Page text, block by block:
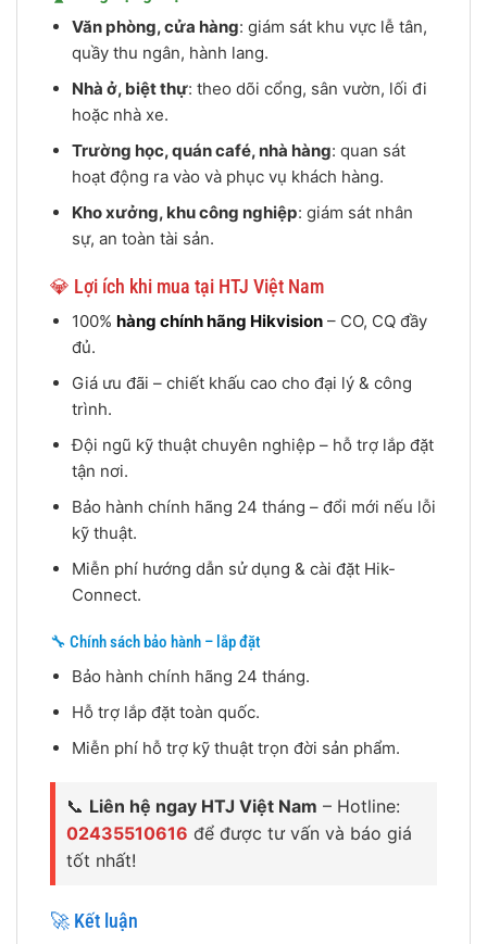
Văn phòng, cửa hàng: giám sát khu vực lễ tân,
quầy thu ngân, hành lang.
Nhà ở, biệt thự: theo dõi cổng, sân vườn, lối đi
hoặc nhà xe.
Trường học, quán café, nhà hàng: quan sát
hoạt động ra vào và phục vụ khách hàng.
Kho xưởng, khu công nghiệp: giám sát nhân
sự, an toàn tài sản.
💎 Lợi ích khi mua tại HTJ Việt Nam
100% hàng chính hãng Hikvision– CO, CQ đầy
đủ.
Giá ưu đãi – chiết khấu cao cho đại lý & công
trình.
Đội ngũ kỹ thuật chuyên nghiệp – hỗ trợ lắp đặt
tận nơi.
Bảo hành chính hãng 24 tháng – đổi mới nếu lỗi
kỹ thuật.
Miễn phí hướng dẫn sử dụng & cài đặt Hik-
Connect.
🔧 Chính sách bảo hành – lắp đặt
Bảo hành chính hãng 24 tháng.
Hỗ trợ lắp đặt toàn quốc.
Miễn phí hỗ trợ kỹ thuật trọn đời sản phẩm.
📞 Liên hệ ngay HTJ Việt Nam – Hotline:
02435510616 để được tư vấn và báo giá
tốt nhất!
🚀 Kết luận